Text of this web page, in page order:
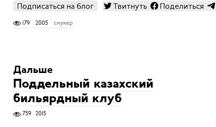
Подписаться на блог Твитнуть Поделиться
179 2005 снукер
Дальше
Поддельный казахский
бильярдный клуб
759 2015